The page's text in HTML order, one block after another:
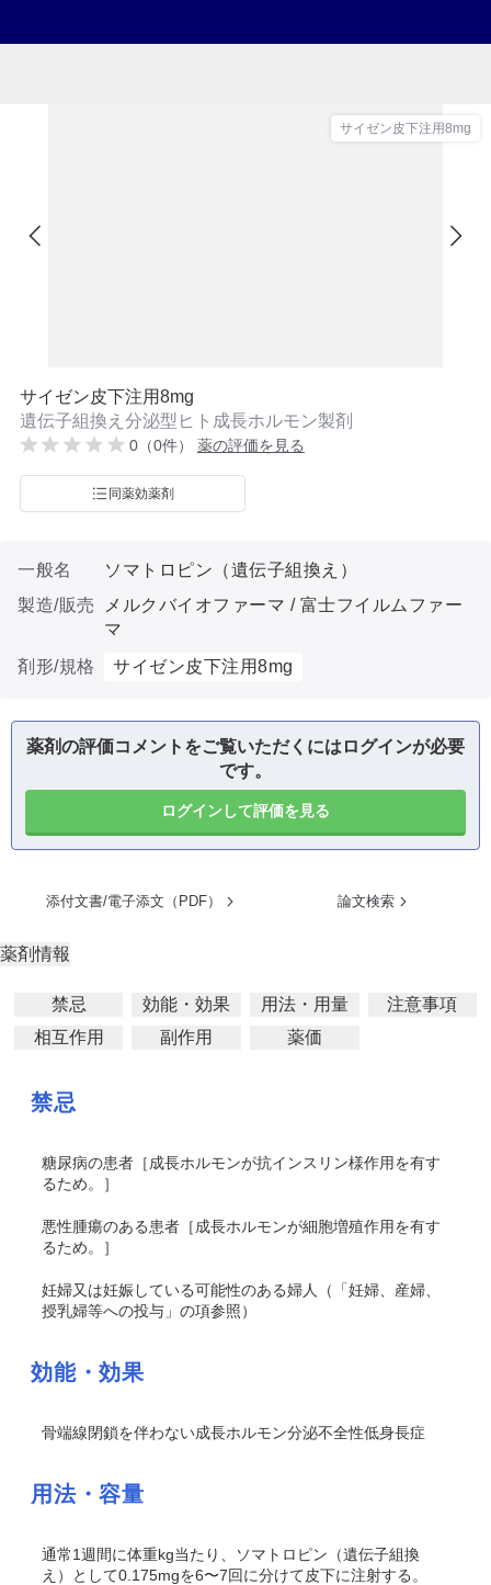
サイゼン皮下注用8mg
サイゼン皮下注用8mg
遺伝子組換え分泌型ヒト成長ホルモン製剤
0（0件） 薬の評価を見る
同薬効薬剤
一般名
ソマトロピン（遺伝子組換え）
製造/販売
メルクバイオファーマ / 富士フイルムファー
マ
剤形/規格
サイゼン皮下注用8mg
薬剤の評価コメントをご覧いただくにはログインが必要
です。
ログインして評価を見る
添付文書/電子添文（PDF） 論文検索
薬剤情報
禁忌 効能・効果 用法・用量
注意事項
相互作用
副作用 薬価
禁忌
糖尿病の患者［成長ホルモンが抗インスリン様作用を有す
るため。］
悪性腫瘍のある患者［成長ホルモンが細胞増殖作用を有す
るため。］
妊婦又は妊娠している可能性のある婦人（「妊婦、産婦、
授乳婦等への投与」の項参照）
効能・効果
骨端線閉鎖を伴わない成長ホルモン分泌不全性低身長症
用法・容量
通常1週間に体重kg当たり、ソマトロピン（遺伝子組換
え）として0.175mgを6〜7回に分けて皮下に注射する。